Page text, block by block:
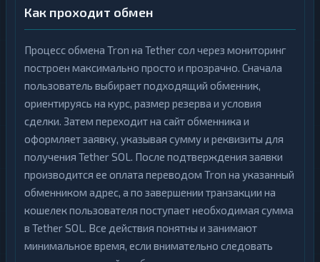
Как проходит обмен
Процесс обмена Tron на Tether сол через мониторинг
построен максимально просто и прозрачно. Сначала
пользователь выбирает подходящий обменник,
ориентируясь на курс, размер резерва и условия
сделки. Затем переходит на сайт обменника и
оформляет заявку, указывая сумму и реквизиты для
получения Tether SOL. После подтверждения заявки
производится ее оплата переводом Tron на указанный
обменником адрес, а по завершении транзакции на
кошелек пользователя поступает необходимая сумма
в Tether SOL. Все действия понятны и занимают
минимальное время, если внимательно следовать